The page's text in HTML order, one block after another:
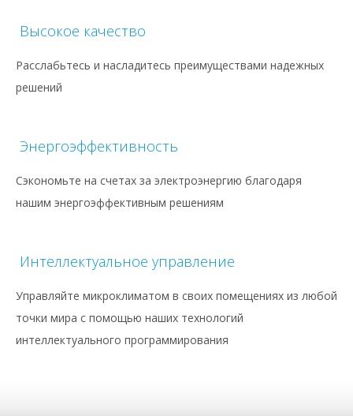
Высокое качество
Расслабьтесь и насладитесь преимуществами надежных
решений
Энергоэффективность
Сэкономьте на счетах за электроэнергию благодаря
нашим энергоэффективным решениям
Интеллектуальное управление
Управляйте микроклиматом в своих помещениях из любой
точки мира с помощью наших технологий
интеллектуального программирования